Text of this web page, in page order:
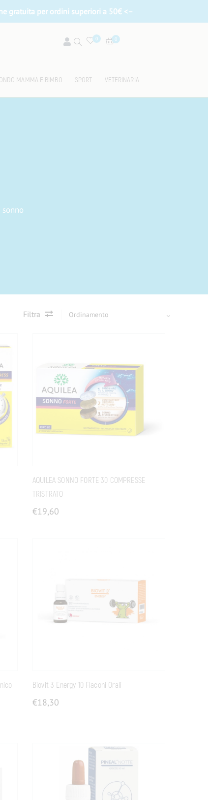
gratuita per ordini superiori a 50€ <–
0 0
MAMMA E BIMBO SPORT VETERINARIA
Filtra
AQUILEA SONNO FORTE 30 COMPRESSE
TRISTRATO
€19,60
Biovit 3 Energy 10 Flaconi Orali
€18,30